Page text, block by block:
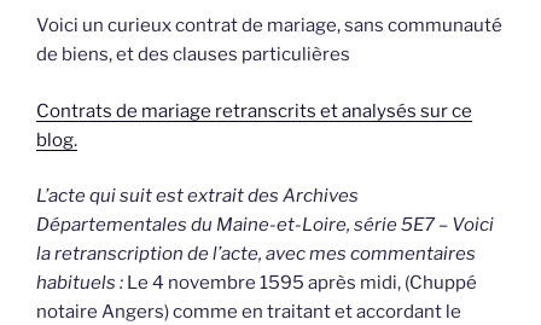
Voici un curieux contrat de mariage, sans communauté
de biens, et des clauses particulières
Contrats de mariage retranscrits et analysés sur ce
blog.
L’acte qui suit est extrait des Archives
Départementales du Maine-et-Loire, série 5E7 – Voici
la retranscription de l’acte, avec mes commentaires
habituels : Le 4 novembre 1595 après midi, (Chuppé
notaire Angers) comme en traitant et accordant le